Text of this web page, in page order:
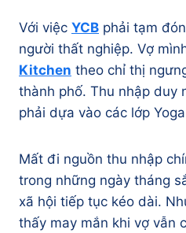
Với việc YCB phải tạm
người thất nghiệp. Vợ
Kitchen theo chỉ thị
thành phố. Thu nhập duy
phải dựa vào các lớp
Mất đi nguồn thu nhập
trong những ngày tháng
xã hội tiếp tục kéo dài.
thấy may mắn khi vợ vẫn